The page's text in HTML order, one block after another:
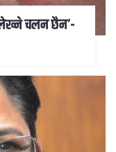
लेख्ने चलन छैन’-